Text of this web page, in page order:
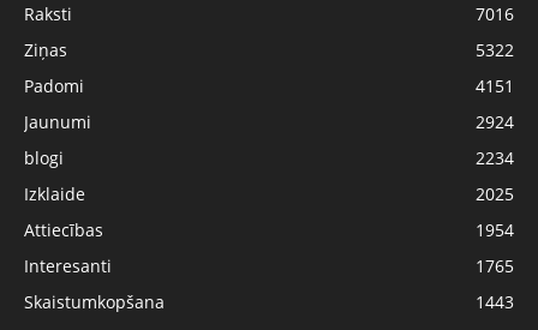
Raksti
7016
Ziņas
5322
Padomi
4151
Jaunumi
2924
blogi
2234
Izklaide
2025
Attiecības
1954
Interesanti
1765
Skaistumkopšana
1443